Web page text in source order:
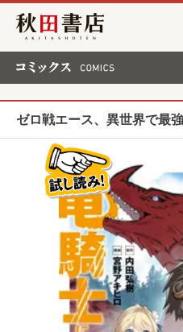
秋田書店
ゼロ戦エース、異世界で最